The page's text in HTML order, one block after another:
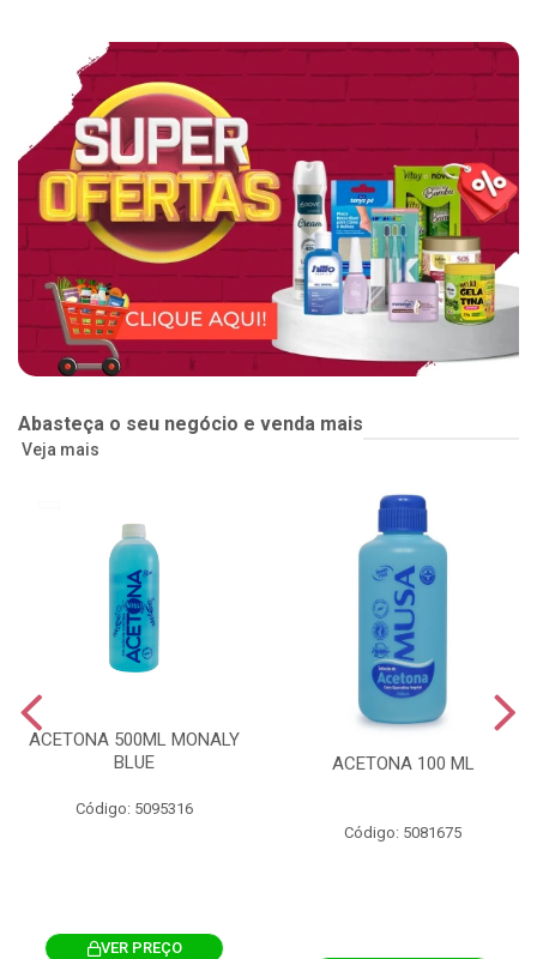
Abasteça o seu negócio e venda mais
Veja mais
ACETONA 500ML MONALY
BLUE
Código: 5095316
VER PREÇO
ACETONA 100 ML
Código: 5081675